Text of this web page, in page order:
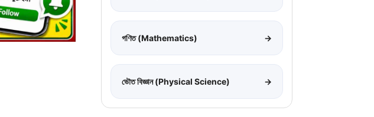
গণিত (Mathematics) →
ভৌত বিজ্ঞান (Physical Science) →